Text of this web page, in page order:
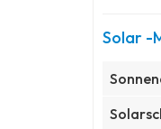
Solar -